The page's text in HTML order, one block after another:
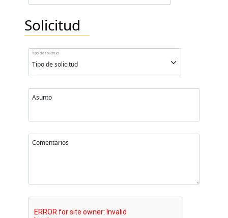
Solicitud
Tipo de solicitud
Asunto
Comentarios